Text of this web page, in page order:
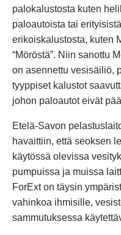
palokalustosta kuten
paloautoista tai
erikoiskalustosta, kuten
“Möröstä”. Niin sanottu
on asennettu vesisäiliö,
tyyppiset kalustot
johon paloautot eivät
Etelä-Savon
havaittiin, että seoksen
käytössä olevissa
pumpuissa ja muissa
ForExt on täysin
vahinkoa ihmisille,
sammutuksessa